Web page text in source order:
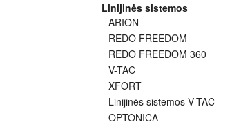
Linijinės sistemos
ARION
REDO FREEDOM
REDO FREEDOM 360
V-TAC
XFORT
Linijinės sistemos V-TAC
OPTONICA